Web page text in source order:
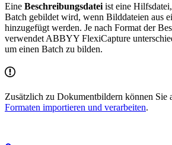
Eine Beschreibungsdatei ist eine
Batch gebildet wird, wenn Bilddateien aus
hinzugefügt werden. Je nach Format der
verwendet ABBYY FlexiCapture
um einen Batch zu bilden.
Zusätzlich zu Dokumentbildern können Sie
Formaten importieren und verarbeiten.